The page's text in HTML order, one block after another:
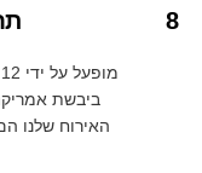
8
ביבשת
האירוח שלנו